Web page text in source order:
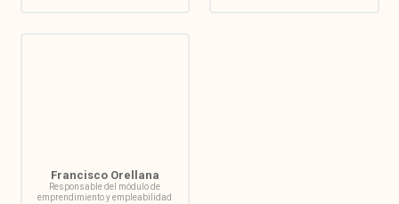
Francisco Orellana
Responsable del módulo de
emprendimiento y empleabilidad